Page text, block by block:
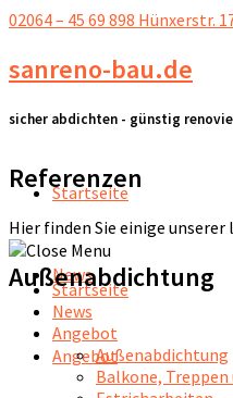
02064 – 45 69 898 Hünxerstr.
sanreno-bau.de
sicher abdichten - günstig
Startseite
News
Angebot
Startseite
News
Angebot
Außenabdichtung
Balkone, Treppen
Referenzen
Hier finden Sie einige
Außenabdichtung